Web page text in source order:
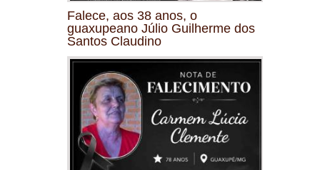
Falece, aos 38 anos, o
guaxupeano Júlio Guilherme dos
Santos Claudino